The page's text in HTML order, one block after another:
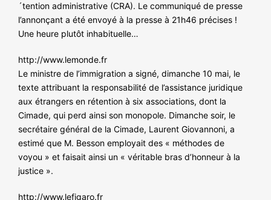
´tention administrative (CRA). Le communiqué de presse
l’annonçant a été envoyé à la presse à 21h46 précises !
Une heure plutôt inhabituelle…
http://www.lemonde.fr
Le ministre de l’immigration a signé, dimanche 10 mai, le
texte attribuant la responsabilité de l’assistance juridique
aux étrangers en rétention à six associations, dont la
Cimade, qui perd ainsi son monopole. Dimanche soir, le
secrétaire général de la Cimade, Laurent Giovannoni, a
estimé que M. Besson employait des « méthodes de
voyou » et faisait ainsi un « véritable bras d’honneur à la
justice ».
http://www.lefigaro.fr